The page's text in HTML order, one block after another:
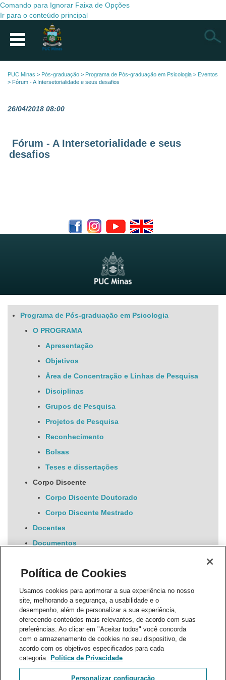
Comando para Ignorar Faixa de Opções
Ir para o conteúdo principal
PUC Minas > Pós-graduação > Programa de Pós-graduação em Psicologia > Eventos
> Fórum - A Intersetorialidade e seus desafios
26/04/2018 08:00
Fórum - A Intersetorialidade e seus
desafios
Programa de Pós-graduação em Psicologia
O PROGRAMA
Apresentação
Objetivos
Área de Concentração e Linhas de Pesquisa
Disciplinas
Grupos de Pesquisa
Projetos de Pesquisa
Reconhecimento
Bolsas
Teses e dissertações
Corpo Discente
Corpo Discente Doutorado
Corpo Discente Mestrado
Docentes
Documentos
Notícias
EventosSelecionado atualmente
Intercâmbios
Periódico
Publicações
Bolsa
Área aluno
Política de Cookies
Usamos cookies para aprimorar a sua experiência no nosso
site, melhorando a segurança, a usabilidade e o
desempenho, além de personalizar a sua experiência,
oferecendo conteúdos mais relevantes, de acordo com suas
preferências. Ao clicar em "Aceitar todos" você concorda
com o armazenamento de cookies no seu dispositivo, de
acordo com os objetivos especificados para cada
categoria. Política de Privacidade
Personalizar configuração